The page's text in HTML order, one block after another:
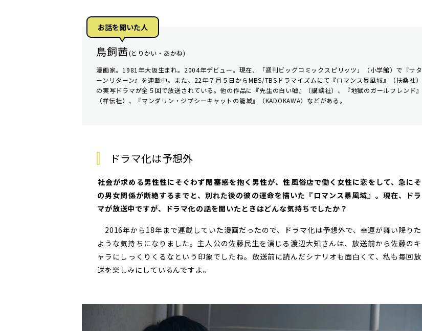
お話を聞いた⼈
鳥飼茜(とりかい・あかね)
漫画家。1981年大阪生まれ。2004年デビュー。現在、「週刊ビッグコミックスピリッツ」（小学館）で『サタ
ーンリターン』を連載中。また、22年７月５日からMBS/TBSドラマイズムにて『ロマンス暴風域』（扶桑社）
の実写ドラマが全５回で放送されている。他の作品に『先生の白い嘘』（講談社）、『地獄のガールフレンド』
（祥伝社）、『マンダリン・ジプシーキャットの籠城』（KADOKAWA）などがある。
ドラマ化は予想外
――社会が求める男性性にそぐわず閉塞感を抱く男性が、性風俗店で働く女性に恋をして、急にそ
の男女関係が断絶するまでと、別れた後の彼の運命を描いた『ロマンス暴風域』。現在、ドラ
マが放送中ですが、ドラマ化の話を聞いたときはどんな気持ちでしたか？
2016年から18年まで連載していた漫画だったので、ドラマ化は予想外で、幸運が舞い降りた
ような気持ちになりました。主人公の佐藤民生を演じる渡辺大知さんは、放送前から佐藤のキ
ャラにしっくりくるなという印象でしたね。放送前に読んだシナリオも面白くて、私も毎回放
送を楽しみにしているんですよ。